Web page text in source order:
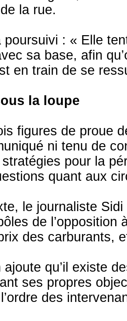
la rue.
poursuivi : « Elle
sa base, afin
en train de se
la loupe
figures de proue
ni tenu de
pour la
quant aux
le journaliste
de l’opposition
des carburants,
ajoute qu’il existe
ses propres
des